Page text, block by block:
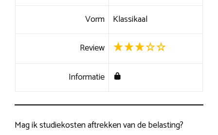
Vorm Klassikaal
Review
Informatie
Mag ik studiekosten aftrekken van de belasting?